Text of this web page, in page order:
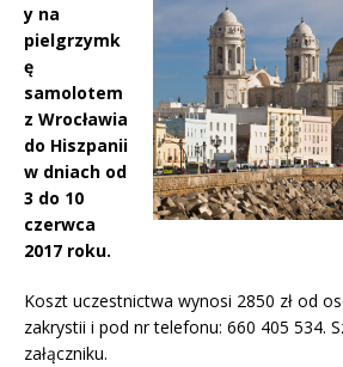
y na
pielgrzymk
ę
samolotem
z Wrocławia
do Hiszpanii
w dniach od
3 do 10
czerwca
2017 roku.
Koszt uczestnictwa wynosi 2850 zł od
zakrystii i pod nr telefonu: 660 405 534.
załączniku.